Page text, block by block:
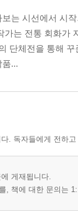
을까
에서
있을까
는 시선에서 시
가는 전통 회화가
단체전을 통해
...
. 독자들에게 전하
게재됩니다.
, 책에 대한 문의는